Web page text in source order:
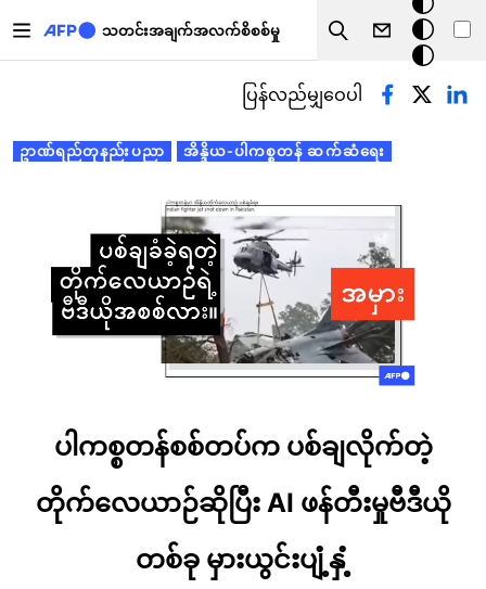
သတင်းအချက်အလက်စိစစ်မှု
Search
မှောင်
မုဒ်
ဥာဏ်ရည်တုနည်းပညာ အိန္ဒိယ-ပါကစ္စတန် ဆက်ဆံရေး
ပြန်လည်မျှဝေပါ
ပါကစ္စတန်စစ်တပ်က ပစ်ချလိုက်တဲ့
တိုက်လေယာဉ်ဆိုပြီး AI ဖန်တီးမှုဗီဒီယို
တစ်ခု မှားယွင်းပျံ့နှံ့